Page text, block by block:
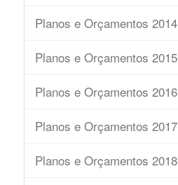
Planos e Orçamentos 2014
Planos e Orçamentos 2015
Planos e Orçamentos 2016
Planos e Orçamentos 2017
Planos e Orçamentos 2018